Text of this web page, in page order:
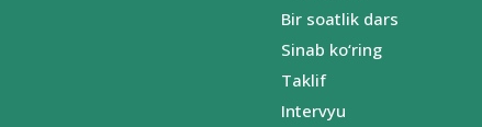
Bir soatlik dars
Sinab ko‘ring
Taklif
Intervyu